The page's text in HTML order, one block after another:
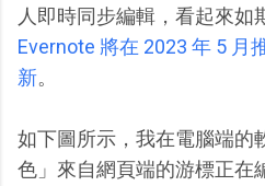
人即時同步編輯，看起來如
Evernote 將在 2023 年 5 月
新。
如下圖所示，我在電腦端的
色」來自網頁端的游標正在